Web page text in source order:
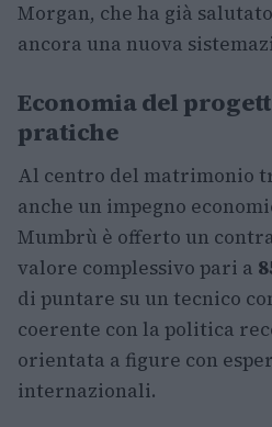
Morgan, che ha già
ancora una nuova
Economia del
pratiche
Al centro del matrimonio
anche un impegno
Mumbrù è offerto un
valore complessivo pari a
di puntare su un tecnico
coerente con la politica
orientata a figure con
internazionali.